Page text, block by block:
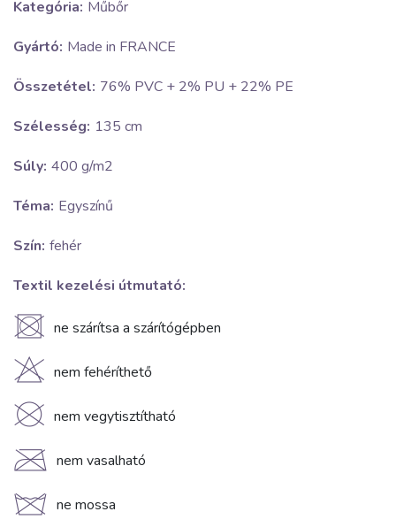
Kategória: Műbőr
Gyártó: Made in FRANCE
Összetétel: 76% PVC + 2% PU + 22% PE
Szélesség: 135 cm
Súly: 400 g/m2
Téma: Egyszínű
Szín: fehér
Textil kezelési útmutató:
U ne szárítsa a szárítógépben
H nem fehéríthető
K nem vegytisztítható
C nem vasalható
d ne mossa